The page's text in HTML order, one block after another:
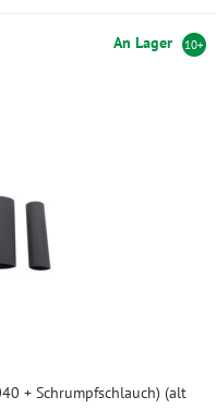
An Lager 10+
+ Schrumpfschlauch) (alt